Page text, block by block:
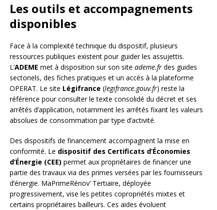
Les outils et accompagnements
disponibles
Face à la complexité technique du dispositif, plusieurs
ressources publiques existent pour guider les assujettis.
L’ADEME met à disposition sur son site ademe.fr des guides
sectoriels, des fiches pratiques et un accès à la plateforme
OPERAT. Le site Légifrance (legifrance.gouv.fr) reste la
référence pour consulter le texte consolidé du décret et ses
arrêtés d’application, notamment les arrêtés fixant les valeurs
absolues de consommation par type d’activité.
Des dispositifs de financement accompagnent la mise en
conformité. Le dispositif des Certificats d’Économies
d’Énergie (CEE) permet aux propriétaires de financer une
partie des travaux via des primes versées par les fournisseurs
d’énergie. MaPrimeRénov’ Tertiaire, déployée
progressivement, vise les petites copropriétés mixtes et
certains propriétaires bailleurs. Ces aides évoluent